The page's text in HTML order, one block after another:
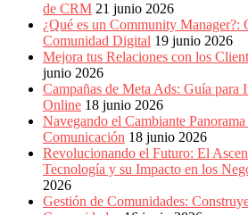
de CRM 21 junio 2026
¿Qué es un Community Manager?:
Comunidad Digital 19 junio 2026
Mejora tus Relaciones con los
junio 2026
Campañas de Meta Ads: Guía para
Online 18 junio 2026
Navegando el Cambiante
Comunicación 18 junio 2026
Revolucionando el Futuro: El
Tecnología y su Impacto en los
2026
Gestión de Comunidades: